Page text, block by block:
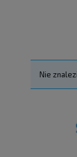
Nie